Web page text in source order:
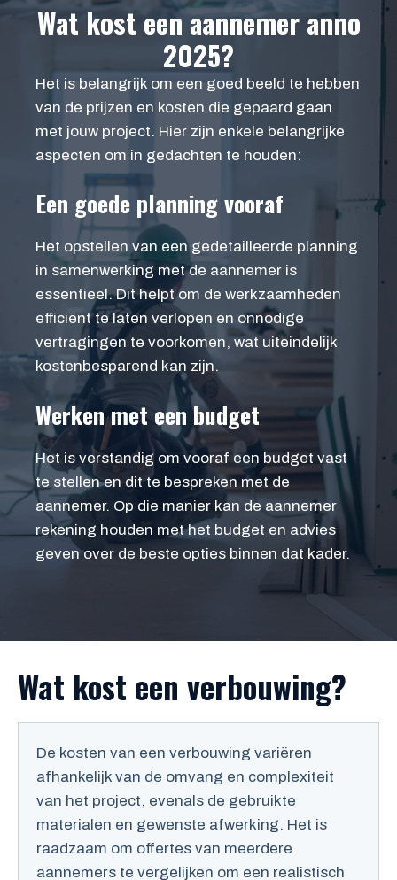
Wat kost een aannemer anno
2025?
Het is belangrijk om een goed beeld te hebben
van de prijzen en kosten die gepaard gaan
met jouw project. Hier zijn enkele belangrijke
aspecten om in gedachten te houden:
Een goede planning vooraf
Het opstellen van een gedetailleerde planning
in samenwerking met de aannemer is
essentieel. Dit helpt om de werkzaamheden
efficiënt te laten verlopen en onnodige
vertragingen te voorkomen, wat uiteindelijk
kostenbesparend kan zijn.
Werken met een budget
Het is verstandig om vooraf een budget vast
te stellen en dit te bespreken met de
aannemer. Op die manier kan de aannemer
rekening houden met het budget en advies
geven over de beste opties binnen dat kader.
Wat kost een verbouwing?
De kosten van een verbouwing variëren
afhankelijk van de omvang en complexiteit
van het project, evenals de gebruikte
materialen en gewenste afwerking. Het is
raadzaam om offertes van meerdere
aannemers te vergelijken om een realistisch